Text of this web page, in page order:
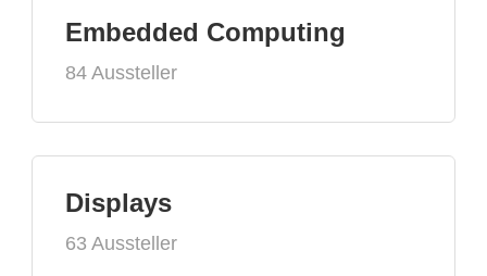
Embedded Computing
84 Aussteller
Displays
63 Aussteller